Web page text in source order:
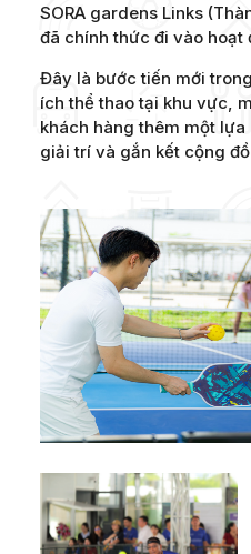
SORA gardens Links
đã chính thức đi vào hoạt
Đây là bước tiến mới
ích thể thao tại khu vực,
khách hàng thêm một lựa
giải trí và gắn kết cộng